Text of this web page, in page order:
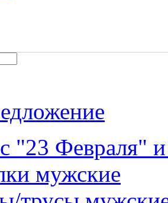
"23 Февраля"
мужские